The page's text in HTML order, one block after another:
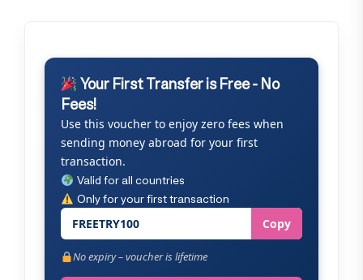
Your First Transfer is Free - No
Fees!
Use this voucher to enjoy zero fees when
sending money abroad for your first
transaction.
Valid for all countries
Only for your first transaction
FREETRY100 Copy
No expiry – voucher is lifetime